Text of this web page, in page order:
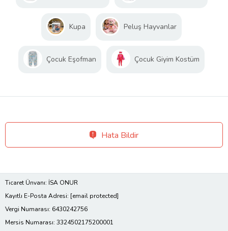
Kupa Peluş Hayvanlar
Çocuk Eşofman Çocuk Giyim Kostüm
Hata Bildir
Ticaret Ünvanı: İSA ONUR
Kayıtlı E-Posta Adresi: [email protected]
Vergi Numarası: 6430242756
Mersis Numarası: 3324502175200001